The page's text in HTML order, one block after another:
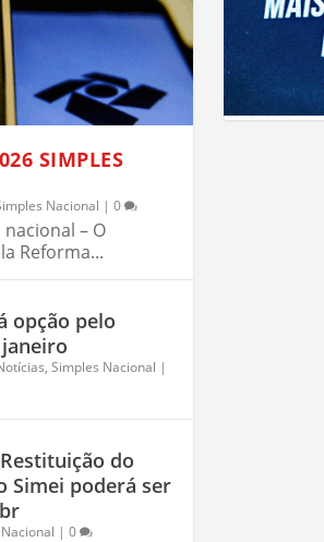
SIMPLES
Nacional | 0
– O
Reforma...
opção pelo
, Simples Nacional |
do
Simei poderá ser
| 0